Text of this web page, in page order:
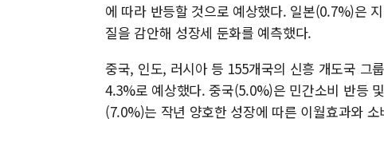
에 따라 반등할 것으로 예상했다. 일본(0.7%)은
질을 감안해 성장세 둔화를 예측했다.
중국, 인도, 러시아 등 155개국의 신흥 개도국 그
4.3%로 예상했다. 중국(5.0%)은 민간소비 반등
(7.0%)는 작년 양호한 성장에 따른 이월효과와